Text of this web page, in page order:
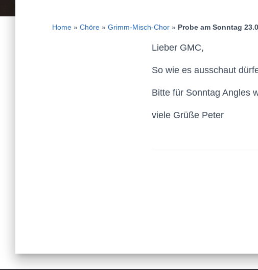
Home » Chöre » Grimm-Misch-Chor » Probe am Sonntag
Lieber GMC,
So wie es ausschaut
Bitte für Sonntag Angles
viele Grüße Peter